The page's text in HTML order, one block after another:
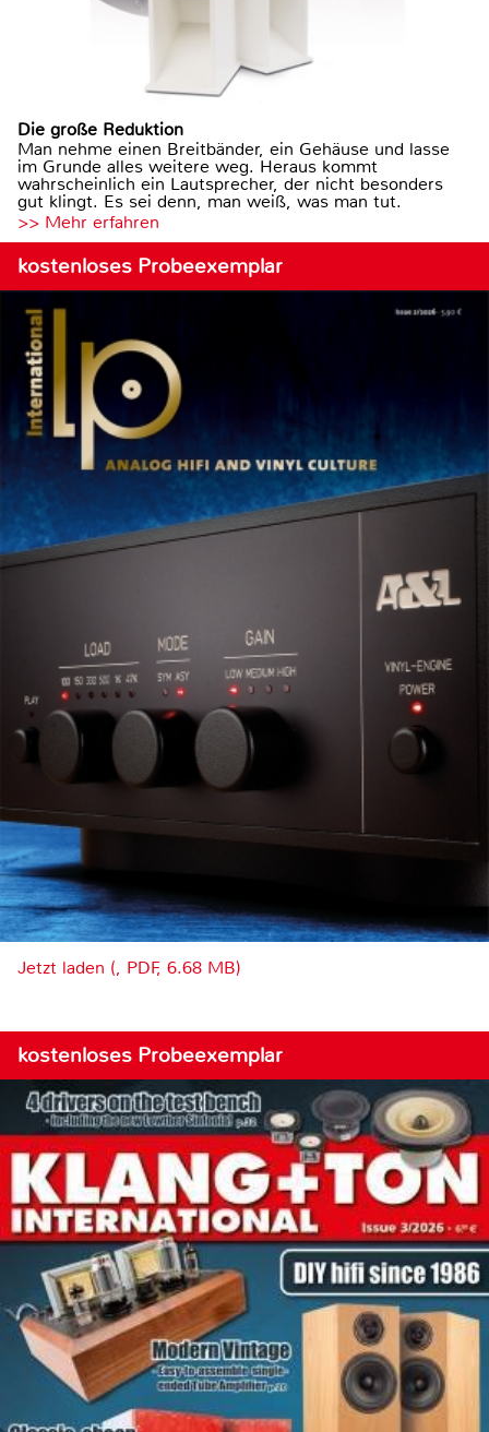
Die große Reduktion
Man nehme einen Breitbänder, ein Gehäuse und lasse
im Grunde alles weitere weg. Heraus kommt
wahrscheinlich ein Lautsprecher, der nicht besonders
gut klingt. Es sei denn, man weiß, was man tut.
>> Mehr erfahren
kostenloses Probeexemplar
Jetzt laden (, PDF, 6.68 MB)
kostenloses Probeexemplar